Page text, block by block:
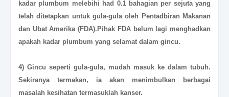
kadar plumbum melebihi had 0.1 bahagian per sejuta yang
telah ditetapkan untuk gula-gula oleh Pentadbiran Makanan
dan Ubat Amerika (FDA).Pihak FDA belum lagi menghadkan
apakah kadar plumbum yang selamat dalam gincu.
4) Gincu seperti gula-gula, mudah masuk ke dalam tubuh.
Sekiranya termakan, ia akan menimbulkan berbagai
masalah kesihatan termasuklah kanser.